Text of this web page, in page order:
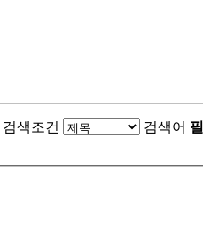
검색조건 검색어